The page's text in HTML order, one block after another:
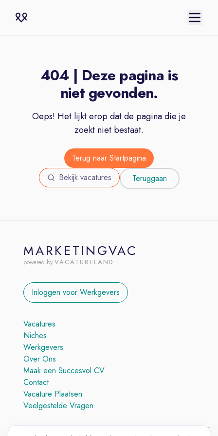
404 | Deze pagina is
niet gevonden.
Oeps! Het lijkt erop dat de pagina die je
zoekt niet bestaat.
Terug naar Startpagina
Bekijk vacatures
Teruggaan
MARKETINGVAC
powered by VACATURELAND
Inloggen voor Werkgevers
Vacatures
Niches
Werkgevers
Over Ons
Maak een Succesvol CV
Contact
Vacature Plaatsen
Veelgestelde Vragen